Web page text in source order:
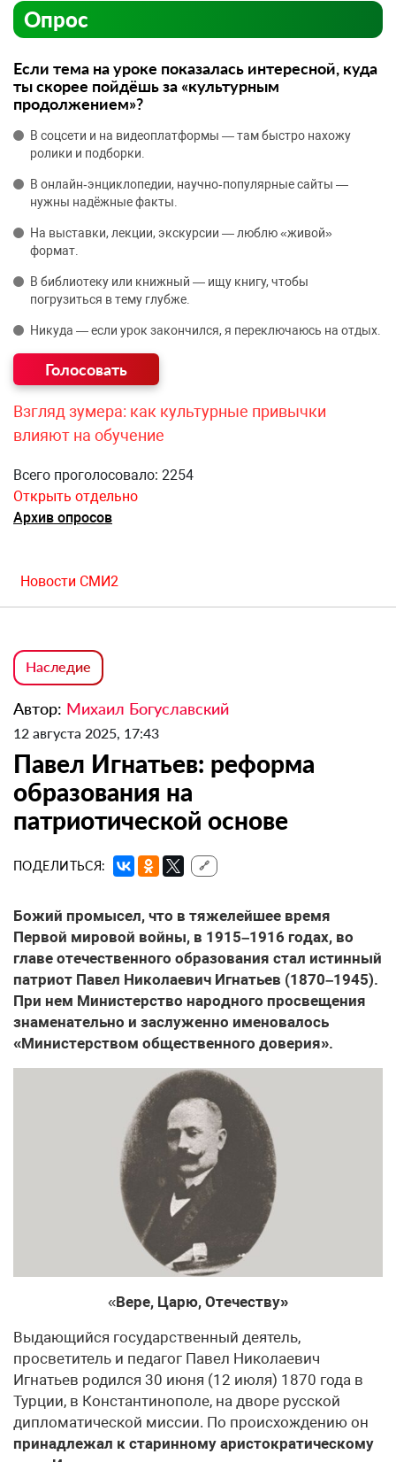
Опрос
Если тема на уроке показалась интересной, куда
ты скорее пойдёшь за «культурным
продолжением»?
В соцсети и на видеоплатформы — там быстро нахожу
ролики и подборки.
В онлайн‑энциклопедии, научно‑популярные сайты —
нужны надёжные факты.
На выставки, лекции, экскурсии — люблю «живой»
формат.
В библиотеку или книжный — ищу книгу, чтобы
погрузиться в тему глубже.
Никуда — если урок закончился, я переключаюсь на отдых.
Взгляд зумера: как культурные привычки
влияют на обучение
Всего проголосовало: 2254
Открыть отдельно
Архив опросов
Новости СМИ2
Наследие
Автор: Михаил Богуславский
12 августа 2025, 17:43
Павел Игнатьев: реформа
образования на
патриотической основе
ПОДЕЛИТЬСЯ: 🔗
Божий промысел, что в тяжелейшее время
Первой мировой войны, в 1915–1916 годах, во
главе отечественного образования стал истинный
патриот Павел Нико­лаевич Игнатьев (1870–1945).
При нем Министерство народного про­свещения
знаменательно и заслу­женно именовалось
«Министерством общественного доверия».
«Вере, Царю, Отечеству»
Выдающийся государственный деятель,
просветитель и педагог Павел Николаевич
Игнатьев родился 30 июня (12 июля) 1870 года в
Турции, в Константинополе, на дво­ре русской
дипломатической миссии. По происхождению он
принадлежал к старинному аристократическому